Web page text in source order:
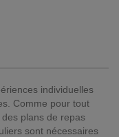
individuelles
Comme pour tout
plans de repas
sont nécessaires